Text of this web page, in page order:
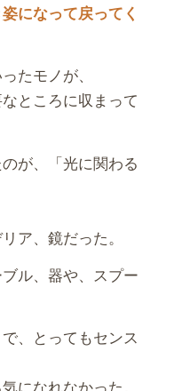
になって戻ってく
たモノが、
ところに収まって
が、「光に関わる
ア、鏡だった。
ル、器や、スプー
、とってもセンス
になれなかった。